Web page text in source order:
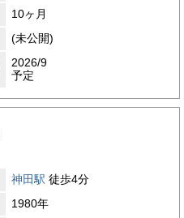
10ヶ月
(未公開)
2026/9
予定
神田駅 徒歩4分
1980年